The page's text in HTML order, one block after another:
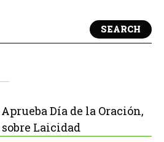
SEARCH
Día de la Oración,
sobre Laicidad